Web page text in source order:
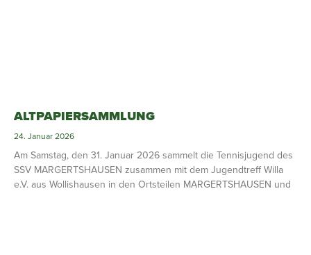
ALTPAPIERSAMMLUNG
24. Januar 2026
Am Samstag, den 31. Januar 2026 sammelt die Tennisjugend des
SSV MARGERTSHAUSEN zusammen mit dem Jugendtreff Willa
e.V. aus Wollishausen in den Ortsteilen MARGERTSHAUSEN und